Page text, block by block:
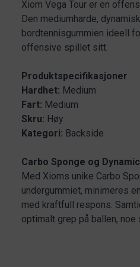
Xiom Vega Tour er en
Den mediumharde,
bordtennisgummien ideell
offensive spillet sitt.
Produktspecifikasjoner
Hardhet: Medium
Fart: Medium
Skru: Høy
Kategori: Backside
Carbo Sponge og
Med Xioms unike Carbo
undergummiet, minimeres
med kraftfull respons.
optimalt grep på ballen,